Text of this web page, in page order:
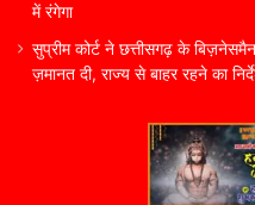
में रंगेगा
सुप्रीम कोर्ट ने छत्तीसगढ़ के
ज़मानत दी, राज्य से बाहर रहने का